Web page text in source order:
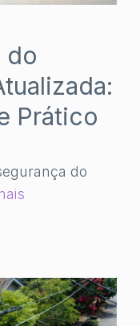
do
Prático
do